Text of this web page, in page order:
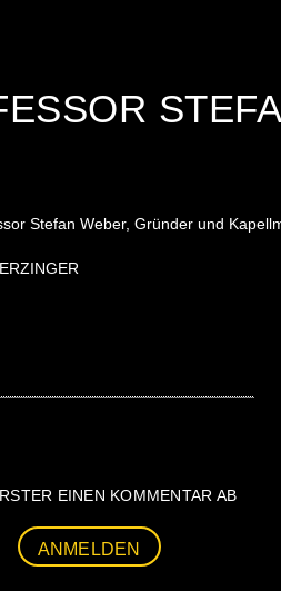
Stefan Weber, Gründer und
EINEN KOMMENTAR AB
ANMELDEN